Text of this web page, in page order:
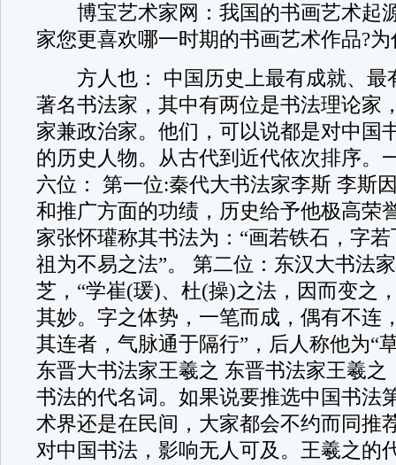
博宝艺术家网：我国的书画艺术起
家您更喜欢哪一时期的书画艺术作品?为
方人也： 中国历史上最有成就、最
著名书法家，其中有两位是书法理论家
家兼政治家。他们，可以说都是对中国
的历史人物。从古代到近代依次排序。
六位： 第一位:秦代大书法家李斯 李斯
和推广方面的功绩，历史给予他极高荣
家张怀瓘称其书法为：“画若铁石，字
祖为不易之法”。 第二位：东汉大书法
芝，“学崔(瑗)、杜(操)之法，因而变之
其妙。字之体势，一笔而成，偶有不连
其连者，气脉通于隔行”，后人称他为“
东晋大书法家王羲之 东晋书法家王羲之
书法的代名词。如果说要推选中国书法
术界还是在民间，大家都会不约而同推
对中国书法，影响无人可及。王羲之的